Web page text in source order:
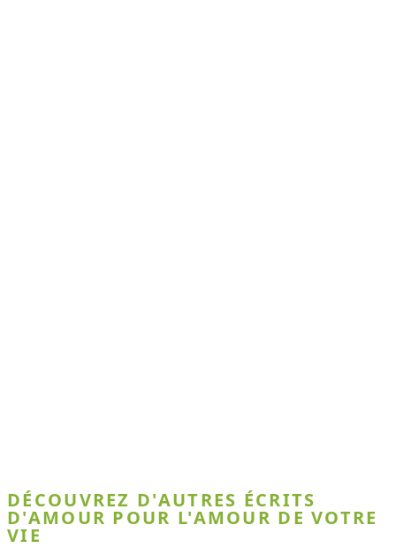
DÉCOUVREZ D'AUTRES ÉCRITS
D'AMOUR POUR L'AMOUR DE VOTRE
VIE